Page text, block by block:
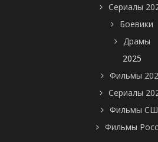
Сериалы
Боевики
Драмы
2025
Фильмы
Сериалы
Фильмы
Фильмы